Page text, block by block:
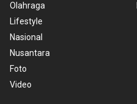
Olahraga
Lifestyle
Nasional
Nusantara
Foto
Video